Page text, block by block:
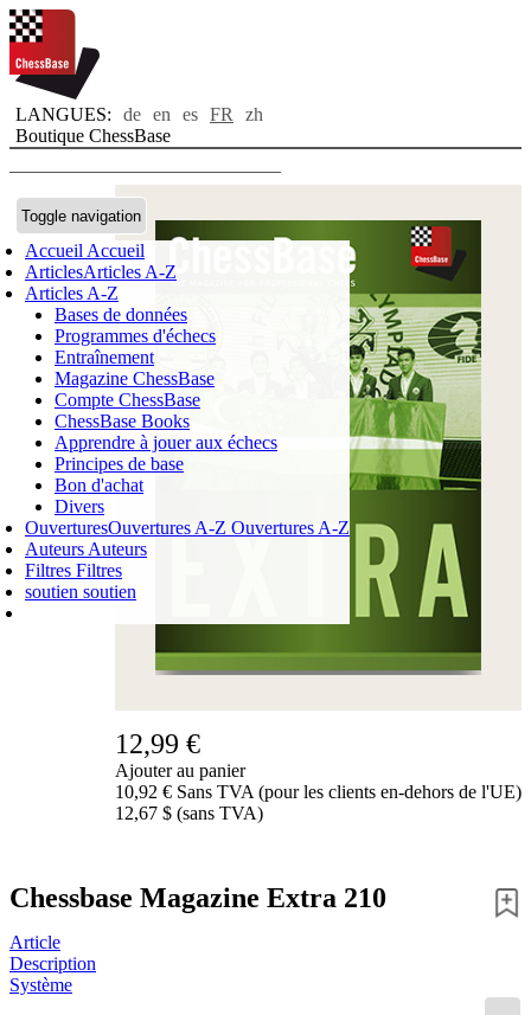
LANGUES: de en es FR
zh
Boutique ChessBase
Toggle navigation
Accueil Accueil
ArticlesArticles A-Z
Articles A-Z
Bases de données
Programmes d'échecs
Entraînement
Magazine ChessBase
Compte ChessBase
ChessBase Books
Apprendre à jouer aux échecs
Principes de base
Bon d'achat
Divers
OuverturesOuvertures A-Z Ouvertures A-Z
Auteurs Auteurs
Filtres Filtres
soutien soutien
0ARTICLE
12,99 €
Ajouter au panier
10,92 € Sans TVA (pour les clients en-dehors de l'UE)
12,67 $ (sans TVA)
Chessbase Magazine Extra 210
Article
Description
Système